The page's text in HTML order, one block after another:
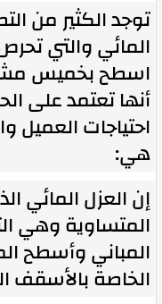
توجد الكثير من
المائي والتي
اسطح بخميس
أنها تعتمد على
احتياجات العميل
هي:
إن العزل المائي
المتساوية وهي
المباني وأسطح
الخاصة بالأسقف